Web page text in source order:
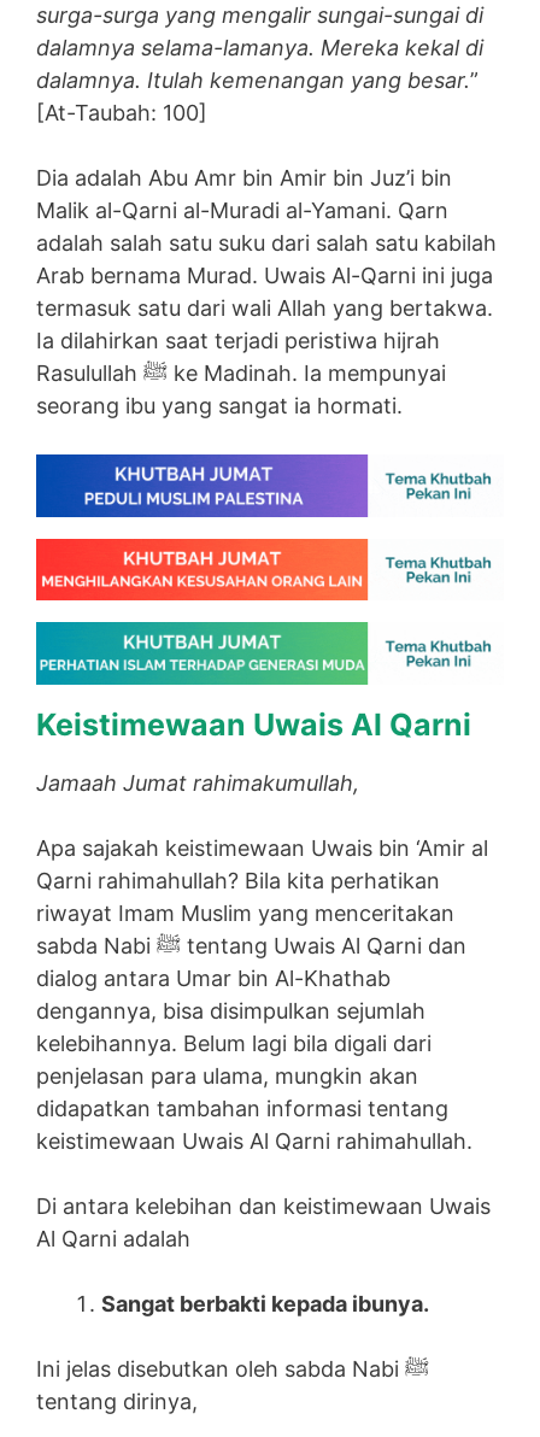
surga-surga yang mengalir sungai-sungai di
dalamnya selama-lamanya. Mereka kekal di
dalamnya. Itulah kemenangan yang besar.”
[At-Taubah: 100]
Dia adalah Abu Amr bin Amir bin Juz’i bin
Malik al-Qarni al-Muradi al-Yamani. Qarn
adalah salah satu suku dari salah satu kabilah
Arab bernama Murad. Uwais Al-Qarni ini juga
termasuk satu dari wali Allah yang bertakwa.
Ia dilahirkan saat terjadi peristiwa hijrah
Rasulullah ﷺ ke Madinah. Ia mempunyai
seorang ibu yang sangat ia hormati.
Keistimewaan Uwais Al Qarni
Jamaah Jumat rahimakumullah,
Apa sajakah keistimewaan Uwais bin ‘Amir al
Qarni rahimahullah? Bila kita perhatikan
riwayat Imam Muslim yang menceritakan
sabda Nabi ﷺ tentang Uwais Al Qarni dan
dialog antara Umar bin Al-Khathab
dengannya, bisa disimpulkan sejumlah
kelebihannya. Belum lagi bila digali dari
penjelasan para ulama, mungkin akan
didapatkan tambahan informasi tentang
keistimewaan Uwais Al Qarni rahimahullah.
Di antara kelebihan dan keistimewaan Uwais
Al Qarni adalah
Sangat berbakti kepada ibunya.
Ini jelas disebutkan oleh sabda Nabi ﷺ
tentang dirinya,